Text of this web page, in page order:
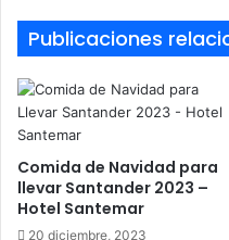
Publicaciones
Comida de Navidad para
llevar Santander 2023 –
Hotel Santemar
20 diciembre, 2023